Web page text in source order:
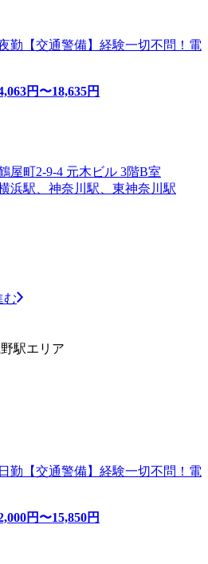
勤【交通警備】経験一切不問！電
円〜18,635円
屋町2-9-4 元木ビル 3階B室
浜駅、神奈川駅、東神奈川駅
む
駅エリア
勤【交通警備】経験一切不問！電
円〜15,850円